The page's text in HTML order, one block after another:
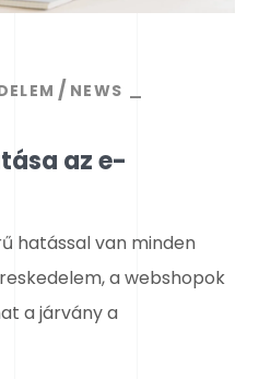
NEWS
az e-
hatással van minden
a webshopok
a járvány a